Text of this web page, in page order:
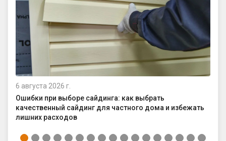
6 августа 2026 г.
Ошибки при выборе сайдинга: как выбрать
качественный сайдинг для частного дома и избежать
лишних расходов